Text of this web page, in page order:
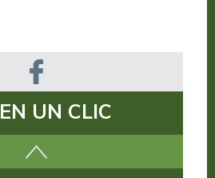
EN UN CLIC